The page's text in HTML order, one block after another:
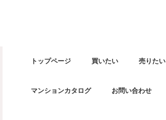
トップページ 買いたい 売りたい
マンションカタログ お問い合わせ